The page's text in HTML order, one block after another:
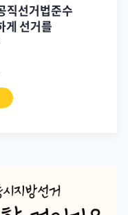
직선거법준수
게 선거를